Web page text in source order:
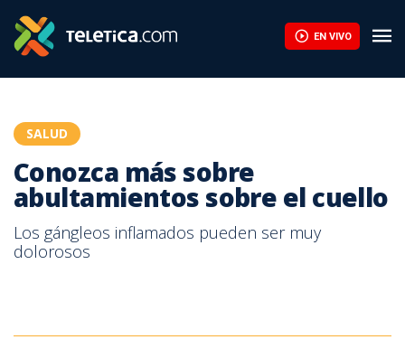
EN VIVO
SALUD
Conozca más sobre
abultamientos sobre el cuello
Los gángleos inflamados pueden ser muy
dolorosos